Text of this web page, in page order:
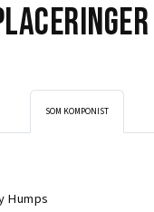
SOM KOMPONIST
Humps